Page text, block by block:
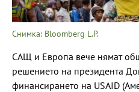
Снимка: Bloomberg L.P.
САЩ и Европа вече нямат
решението на президента
финансирането на USAID